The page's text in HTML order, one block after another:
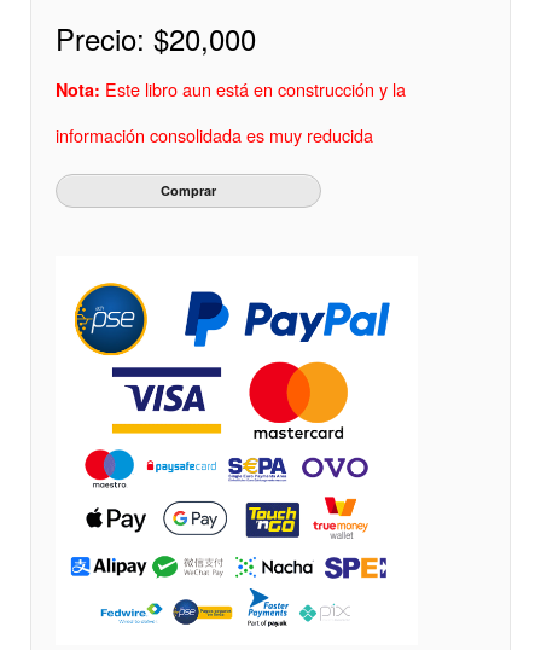
Precio: $20,000
Nota: Este libro aun está en construcción y la
información consolidada es muy reducida